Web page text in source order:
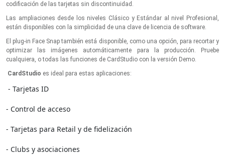
codificación de las tarjetas sin discontinuidad.
Las ampliaciones desde los niveles Clásico y Estándar al nivel Profesional,
están disponibles con la simplicidad de una clave de licencia de software.
El plug-in Face Snap también está disponible, como una opción, para recortar y
optimizar las imágenes automáticamente para la producción. Pruebe
cualquiera, o todas las funciones de CardStudio con la versión Demo.
CardStudio es ideal para estas aplicaciones:
- Tarjetas ID
- Control de acceso
- Tarjetas para Retail y de fidelización
- Clubs y asociaciones